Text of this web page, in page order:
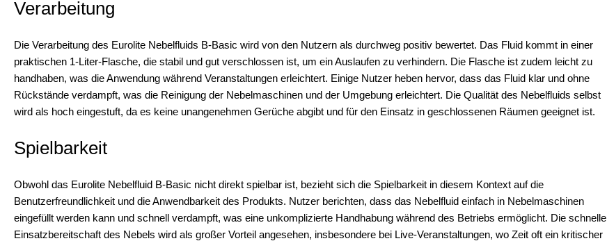
Verarbeitung
Die Verarbeitung des Eurolite Nebelfluids B-Basic wird von den Nutzern als durchweg positiv bewertet. Das Fluid kommt in einer
praktischen 1-Liter-Flasche, die stabil und gut verschlossen ist, um ein Auslaufen zu verhindern. Die Flasche ist zudem leicht zu
handhaben, was die Anwendung während Veranstaltungen erleichtert. Einige Nutzer heben hervor, dass das Fluid klar und ohne
Rückstände verdampft, was die Reinigung der Nebelmaschinen und der Umgebung erleichtert. Die Qualität des Nebelfluids selbst
wird als hoch eingestuft, da es keine unangenehmen Gerüche abgibt und für den Einsatz in geschlossenen Räumen geeignet ist.
Spielbarkeit
Obwohl das Eurolite Nebelfluid B-Basic nicht direkt spielbar ist, bezieht sich die Spielbarkeit in diesem Kontext auf die
Benutzerfreundlichkeit und die Anwendbarkeit des Produkts. Nutzer berichten, dass das Nebelfluid einfach in Nebelmaschinen
eingefüllt werden kann und schnell verdampft, was eine unkomplizierte Handhabung während des Betriebs ermöglicht. Die schnelle
Einsatzbereitschaft des Nebels wird als großer Vorteil angesehen, insbesondere bei Live-Veranstaltungen, wo Zeit oft ein kritischer